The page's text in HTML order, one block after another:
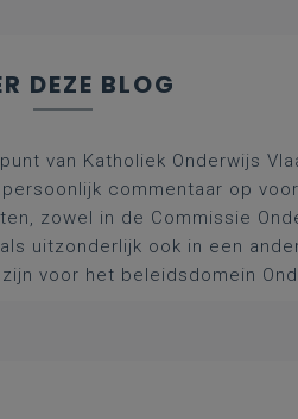
DEZE BLOG
van Katholiek Onderwijs
commentaar op
zowel in de Commissie
uitzonderlijk ook in een
voor het beleidsdomein